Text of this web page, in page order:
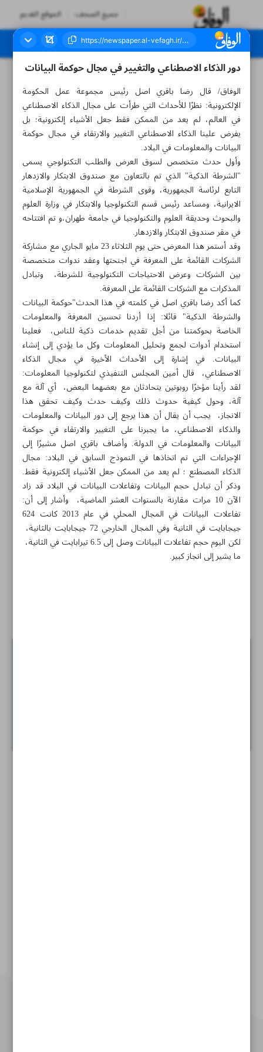
جميع الصحف الموقع القديم
العدد سبعة آلاف ومائتان وثلاثة وأربعون - ٢٤ مايو ٢٠٢٣
مواضيع هذه الصفحة
دور الذكاء الاصطناعي والتغيير في مجال حوكمة البيانات
ايران تنجح بإنتاج أجهزة كمبيوتر صناعية
إنتاج نباتات طبية بديلة للسكر من خلال زراعة الأنسجة
دور الذكاء الاصطناعي والتغيير في مجال حوكمة البيانات
الوفاق/ قال رضا باقري اصل رئيس مجموعة عمل الحكومة
الإلكترونية: نظرًا للأحداث التي طرأت على مجال الذكاء الاصطناعي
في العالم، لم يعد من الممكن فقط جعل الأشياء إلكترونية؛ بل
يفرض علينا الذكاء الاصطناعي التغيير والارتقاء في مجال حوكمة
البيانات والمعلومات في البلاد.
وأول حدث متخصص لسوق العرض والطلب التكنولوجي يسمى
"الشرطة الذكية" الذي تم بالتعاون مع صندوق الابتكار والازدهار
التابع لرئاسة الجمهورية، وقوى الشرطة في الجمهورية الإسلامية
الايرانية، ومساعد رئيس قسم التكنولوجيا والابتكار في وزارة العلوم
والبحوث وحديقة العلوم والتكنولوجيا في جامعة طهران،و تم افتتاحه
في مقر صندوق الابتكار والازدهار.
وقد أستمر هذا المعرض حتى يوم الثلاثاء 23 مايو الجاري مع مشاركة
الشركات القائمة على المعرفة في اجنحتها وعقد ندوات متخصصة
بين الشركات وعرض الاحتياجات التكنولوجية للشرطة، وتبادل
المذكرات مع الشركات القائمة على المعرفة.
كما أكد رضا باقري اصل في كلمته في هذا الحدث"حوكمة البيانات
والشرطة الذكية" قائلا: إذا أردنا تحسين المعرفة والمعلومات
الخاصة بحوكمتنا من أجل تقديم خدمات ذكية للناس، فعلينا
استخدام أدوات لجمع وتحليل المعلومات وكل ما يؤدي إلى إنشاء
البيانات. في إشارة إلى الأحداث الأخيرة في مجال الذكاء
الاصطناعي، قال أمين المجلس التنفيذي لتكنولوجيا المعلومات:
لقد رأينا مؤخرًا روبوتين يتحادثان مع بعضهما البعض، أي آلة مع
آلة، وحول كيفية حدوث ذلك وكيف حدث وكيف تحقق هذا
الانجاز، يجب أن يقال أن هذا يرجع إلى دور البيانات والمعلومات
والذكاء الاصطناعي، ما يجبرنا على التغيير والارتقاء في حوكمة
البيانات والمعلومات في الدولة. وأضاف باقري اصل مشيرًا إلى
الإجراءات التي تم اتخاذها في النموذج السابق في البلاد: مجال
الذكاء المصطنع ؛ لم يعد من الممكن جعل الأشياء إلكترونية فقط.
وذكر أن تبادل حجم البيانات وتفاعلات البيانات في البلاد قد زاد
الآن 10 مرات مقارنة بالسنوات العشر الماضية، وأشار إلى أن:
تفاعلات البيانات في المجال المحلي في عام 2013 كانت 624
جيجابايت في الثانية وفي المجال الخارجي 72 جيجابايت بالثانية،
لكن اليوم حجم تفاعلات البيانات وصل إلى 6.5 تيرابايت في الثانية،
ما يشير إلى انجاز كبير.